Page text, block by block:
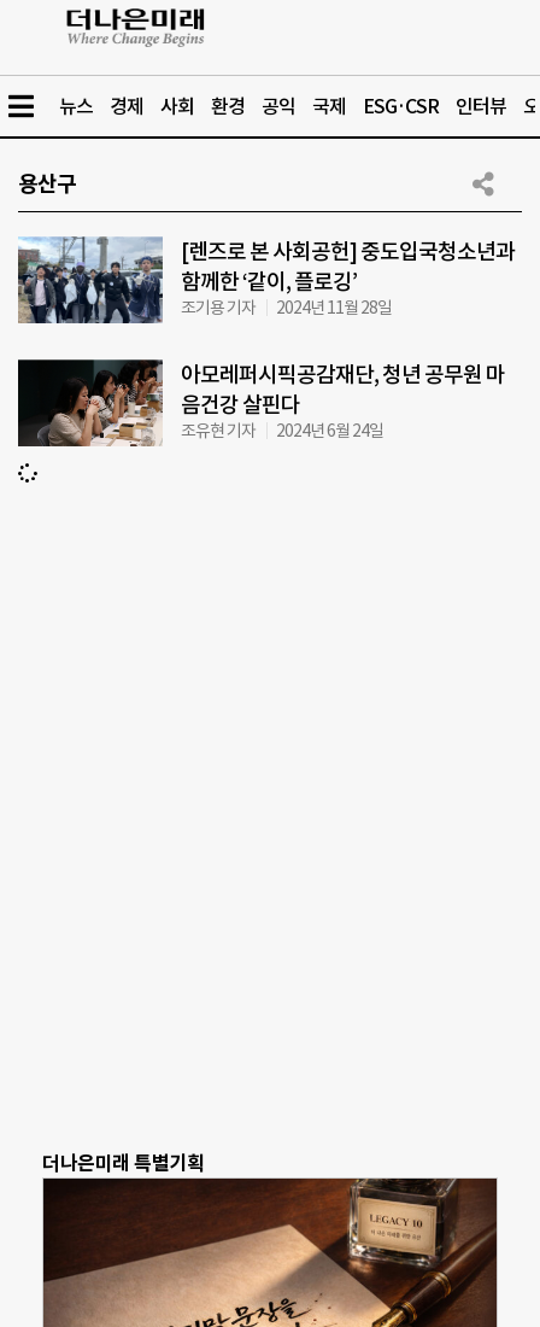
뉴스 경제 사회 환경 공익 국제 ESG·CSR 인터뷰
용산구
[렌즈로 본 사회공헌] 중도입국청소년과
함께한 ‘같이, 플로깅’
조기용 기자 2024년 11월 28일
아모레퍼시픽공감재단, 청년 공무원 마
음건강 살핀다
조유현 기자 2024년 6월 24일
더나은미래 특별기획